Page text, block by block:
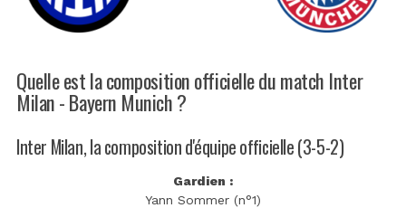
Quelle est la composition officielle du match Inter
Milan - Bayern Munich ?
Inter Milan, la composition d'équipe officielle (3-5-2)
Gardien :
Yann Sommer (n°1)